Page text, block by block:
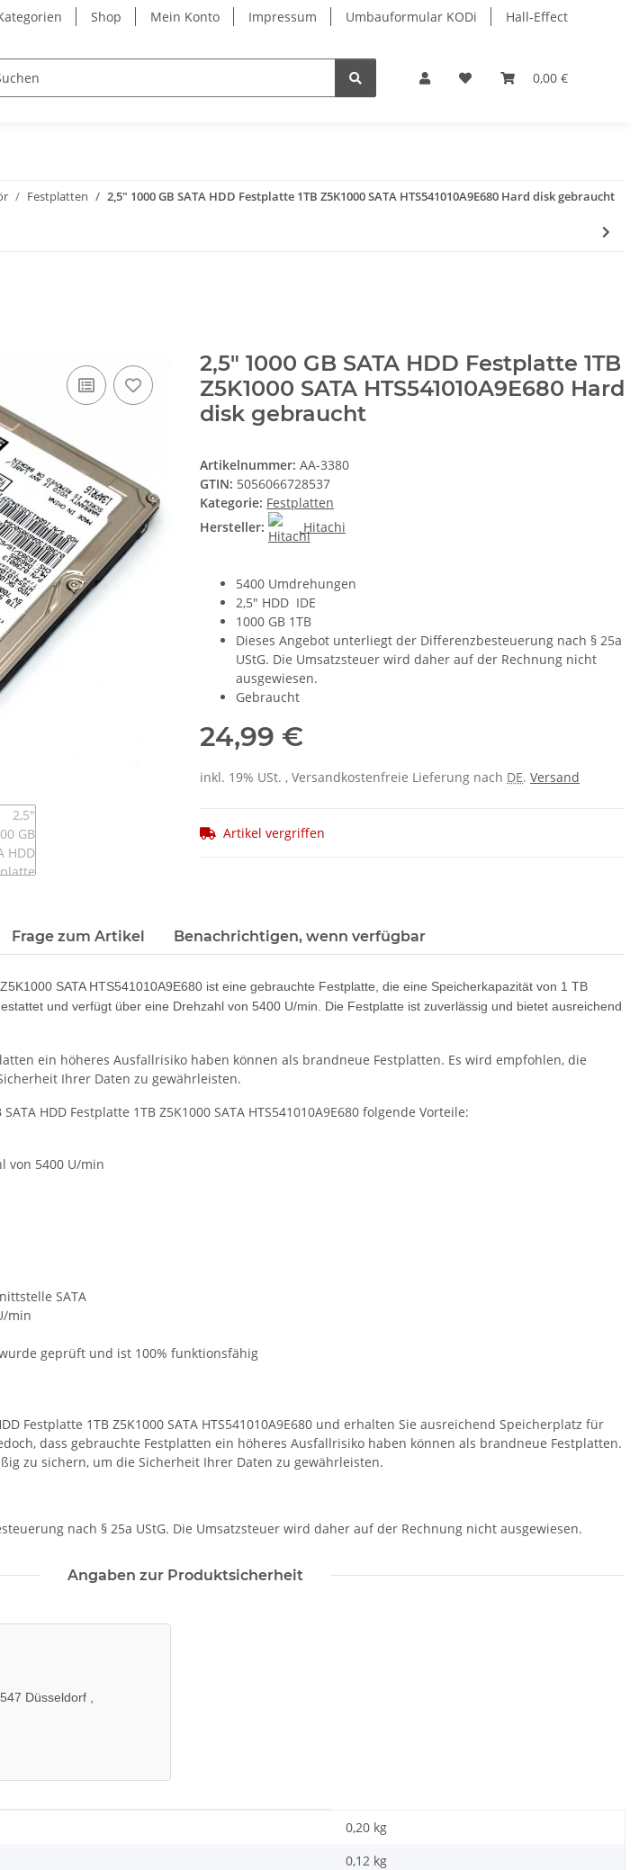
Shop Mein Konto Impressum Umbauformular KODi Hall-Effect
0,00 €
Festplatten 2,5" 1000 GB SATA HDD Festplatte 1TB Z5K1000 SATA HTS541010A9E680 Hard disk gebraucht
2,5" 1000 GB SATA HDD Festplatte 1TB
Z5K1000 SATA HTS541010A9E680 Hard
disk gebraucht
Artikelnummer: AA-3380
GTIN: 5056066728537
Kategorie: Festplatten
Hersteller:
Hitachi
5400 Umdrehungen
2,5" HDD IDE
1000 GB 1TB
Dieses Angebot unterliegt der Differenzbesteuerung nach § 25a
UStG. Die Umsatzsteuer wird daher auf der Rechnung nicht
ausgewiesen.
Gebraucht
24,99 €
inkl. 19% USt. , Versandkostenfreie Lieferung nach DE. Versand
Artikel vergriffen
Frage zum Artikel Benachrichtigen, wenn verfügbar
SATA HTS541010A9E680 ist eine gebrauchte Festplatte, die eine Speicherkapazität von 1 TB
und verfügt über eine Drehzahl von 5400 U/min. Die Festplatte ist zuverlässig und bietet ausreichend
ein höheres Ausfallrisiko haben können als brandneue Festplatten. Es wird empfohlen, die
Ihrer Daten zu gewährleisten.
HDD Festplatte 1TB Z5K1000 SATA HTS541010A9E680 folgende Vorteile:
von 5400 U/min
SATA
min
geprüft und ist 100% funktionsfähig
Festplatte 1TB Z5K1000 SATA HTS541010A9E680 und erhalten Sie ausreichend Speicherplatz für
dass gebrauchte Festplatten ein höheres Ausfallrisiko haben können als brandneue Festplatten.
zu sichern, um die Sicherheit Ihrer Daten zu gewährleisten.
nach § 25a UStG. Die Umsatzsteuer wird daher auf der Rechnung nicht ausgewiesen.
Angaben zur Produktsicherheit
Düsseldorf ,
0,20 kg
0,12 kg